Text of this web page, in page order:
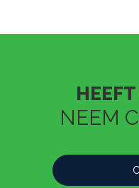
NEEM